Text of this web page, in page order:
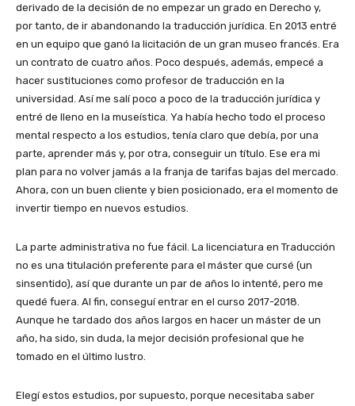
derivado de la decisión de no empezar un grado en Derecho y,
por tanto, de ir abandonando la traducción jurídica. En 2013 entré
en un equipo que ganó la licitación de un gran museo francés. Era
un contrato de cuatro años. Poco después, además, empecé a
hacer sustituciones como profesor de traducción en la
universidad. Así me salí poco a poco de la traducción jurídica y
entré de lleno en la museística. Ya había hecho todo el proceso
mental respecto a los estudios, tenía claro que debía, por una
parte, aprender más y, por otra, conseguir un título. Ese era mi
plan para no volver jamás a la franja de tarifas bajas del mercado.
Ahora, con un buen cliente y bien posicionado, era el momento de
invertir tiempo en nuevos estudios.
La parte administrativa no fue fácil. La licenciatura en Traducción
no es una titulación preferente para el máster que cursé (un
sinsentido), así que durante un par de años lo intenté, pero me
quedé fuera. Al fin, conseguí entrar en el curso 2017-2018.
Aunque he tardado dos años largos en hacer un máster de un
año, ha sido, sin duda, la mejor decisión profesional que he
tomado en el último lustro.
Elegí estos estudios, por supuesto, porque necesitaba saber